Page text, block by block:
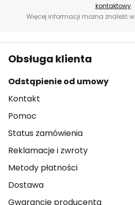
kontaktowy.
Więcej informacji można znaleźć w
Obsługa klienta
Odstąpienie od umowy
Kontakt
Pomoc
Status zamówienia
Reklamacje i zwroty
Metody płatności
Dostawa
Gwarancje producenta